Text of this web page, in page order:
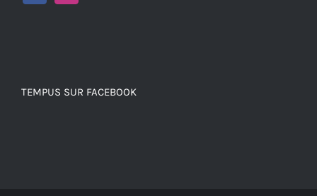
TEMPUS SUR FACEBOOK